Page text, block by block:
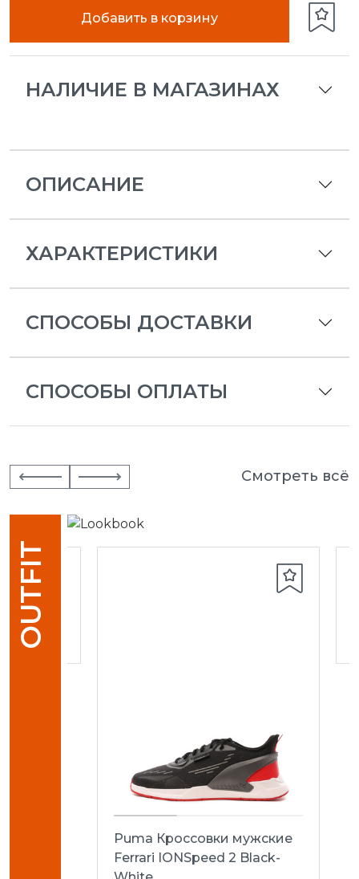
Добавить в корзину
НАЛИЧИЕ В МАГАЗИНАХ
ОПИСАНИЕ
ХАРАКТЕРИСТИКИ
СПОСОБЫ ДОСТАВКИ
СПОСОБЫ ОПЛАТЫ
Смотреть всё
OUTFIT
AG
Puma Кроссовки мужские
Ferrari IONSpeed 2 Black-